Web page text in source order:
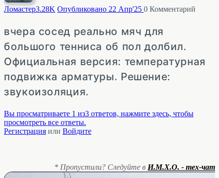
Ломастер3.28K Опубликовано 22 Апр'25 0 Комментарий
вчера сосед реально мяч для
большого тенниса об пол долбил.
Официальная версия: температурная
подвижка арматуры. Решение:
звукоизоляция.
Вы просматриваете 1 из3 ответов, нажмите здесь, чтобы
просмотреть все ответы.
Регистрация или Войдите
* Пропустили? Следуйте в И.М.Х.О. - тех-чат